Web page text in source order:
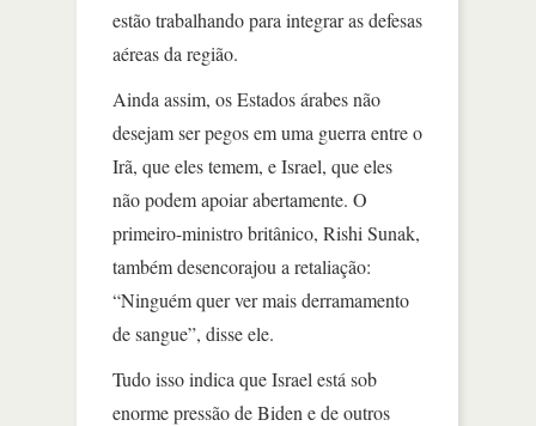
estão trabalhando para integrar as defesas
aéreas da região.
Ainda assim, os Estados árabes não
desejam ser pegos em uma guerra entre o
Irã, que eles temem, e Israel, que eles
não podem apoiar abertamente. O
primeiro-ministro britânico, Rishi Sunak,
também desencorajou a retaliação:
“Ninguém quer ver mais derramamento
de sangue”, disse ele.
Tudo isso indica que Israel está sob
enorme pressão de Biden e de outros